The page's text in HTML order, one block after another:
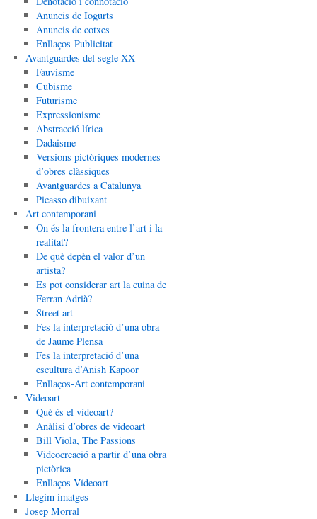
Anuncis de Iogurts
Anuncis de cotxes
Enllaços-Publicitat
Avantguardes del segle XX
Fauvisme
Cubisme
Futurisme
Expressionisme
Abstracció lírica
Dadaisme
Versions pictòriques modernes
d’obres clàssiques
Avantguardes a Catalunya
Picasso dibuixant
Art contemporani
On és la frontera entre l’art i la
realitat?
De què depèn el valor d’un
artista?
Es pot considerar art la cuina de
Ferran Adrià?
Street art
Fes la interpretació d’una obra
de Jaume Plensa
Fes la interpretació d’una
escultura d’Anish Kapoor
Enllaços-Art contemporani
Videoart
Què és el vídeoart?
Anàlisi d’obres de vídeoart
Bill Viola, The Passions
Videocreació a partir d’una obra
pictòrica
Enllaços-Vídeoart
Llegim imatges
Josep Morral